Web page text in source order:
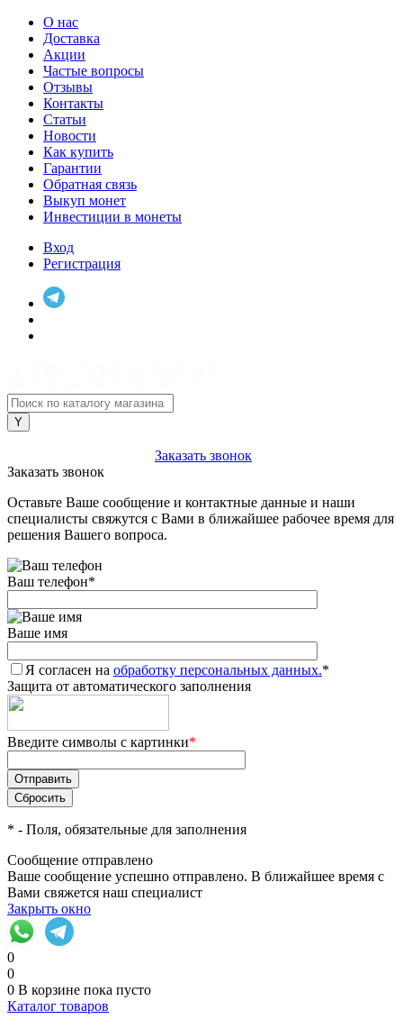
О нас
Доставка
Акции
Частые вопросы
Отзывы
Контакты
Статьи
Новости
Как купить
Гарантии
Обратная связь
Выкуп монет
Инвестиции в монеты
Вход
Регистрация
Заказать звонок
Заказать звонок
Оставьте Ваше сообщение и контактные данные и наши
специалисты свяжутся с Вами в ближайшее рабочее время для
решения Вашего вопроса.
Ваш телефон*
Ваше имя
Я согласен на обработку персональных данных.*
Защита от автоматического заполнения
Введите символы с картинки*
* - Поля, обязательные для заполнения
Сообщение отправлено
Ваше сообщение успешно отправлено. В ближайшее время с
Вами свяжется наш специалист
Закрыть окно
0
0
0 В корзине пока пусто
Каталог товаров